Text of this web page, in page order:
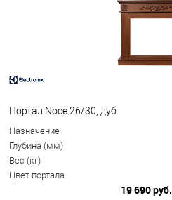
Портал Noce 26/30, дуб
Назначение
Глубина (мм)
Вес (кг)
Цвет портала
19 690 руб.